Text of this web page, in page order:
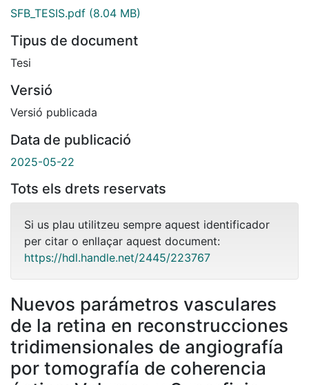
SFB_TESIS.pdf (8.04 MB)
Tipus de document
Tesi
Versió
Versió publicada
Data de publicació
2025-05-22
Tots els drets reservats
Si us plau utilitzeu sempre aquest identificador
per citar o enllaçar aquest document:
https://hdl.handle.net/2445/223767
Nuevos parámetros vasculares
de la retina en reconstrucciones
tridimensionales de angiografía
por tomografía de coherencia